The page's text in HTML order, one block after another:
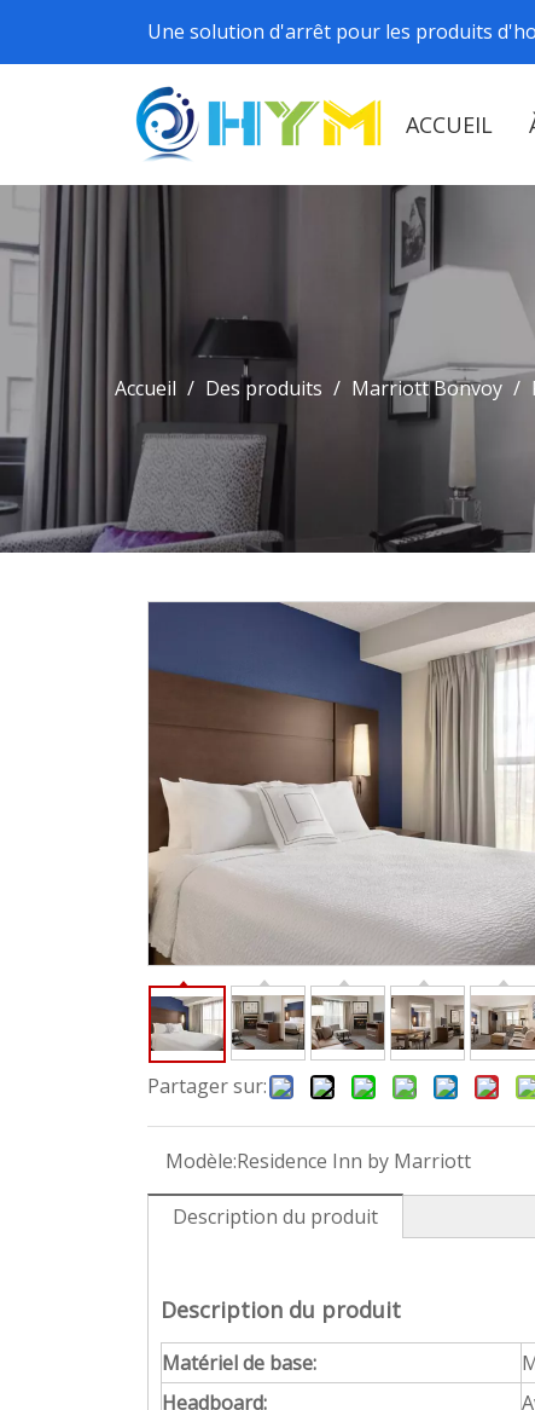
Une solution d'arrêt pour les produits
ACCUEIL
Accueil / Des produits / Marriott Bonvoy /
Partager sur:
Modèle:Residence Inn by Marriott
Description du produit
Description du produit
Matériel de base:
Headboard: